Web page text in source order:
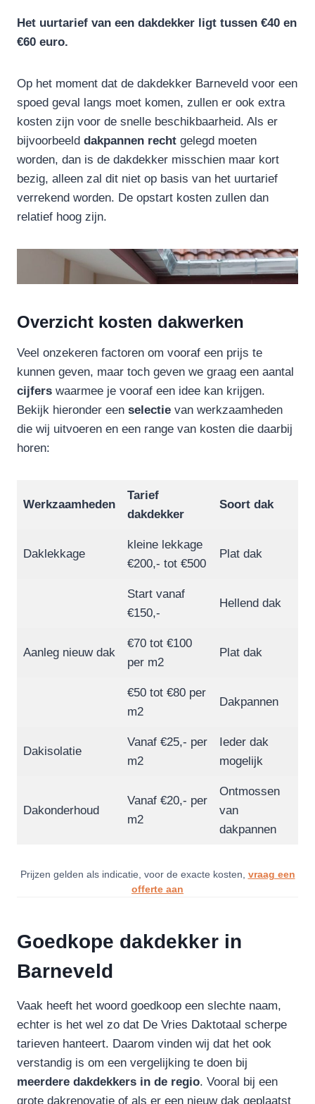
Het uurtarief van een dakdekker ligt tussen €40 en
€60 euro.
Op het moment dat de dakdekker Barneveld voor een
spoed geval langs moet komen, zullen er ook extra
kosten zijn voor de snelle beschikbaarheid. Als er
bijvoorbeeld dakpannen recht gelegd moeten
worden, dan is de dakdekker misschien maar kort
bezig, alleen zal dit niet op basis van het uurtarief
verrekend worden. De opstart kosten zullen dan
relatief hoog zijn.
Overzicht kosten dakwerken
Veel onzekeren factoren om vooraf een prijs te
kunnen geven, maar toch geven we graag een aantal
cijfers waarmee je vooraf een idee kan krijgen.
Bekijk hieronder een selectie van werkzaamheden
die wij uitvoeren en een range van kosten die daarbij
horen:
Werkzaamheden
Tarief
dakdekker
Soort dak
Daklekkage
kleine lekkage
€200,- tot €500
Plat dak
Start vanaf
€150,-
Hellend dak
Aanleg nieuw dak
€70 tot €100
per m2
Plat dak
€50 tot €80 per
m2
Dakpannen
Dakisolatie
Vanaf €25,- per
m2
Ieder dak
mogelijk
Dakonderhoud
Vanaf €20,- per
m2
Ontmossen
van
dakpannen
Prijzen gelden als indicatie, voor de exacte kosten, vraag een
offerte aan
Goedkope dakdekker in
Barneveld
Vaak heeft het woord goedkoop een slechte naam,
echter is het wel zo dat De Vries Daktotaal scherpe
tarieven hanteert. Daarom vinden wij dat het ook
verstandig is om een vergelijking te doen bij
meerdere dakdekkers in de regio. Vooral bij een
grote dakrenovatie of als er een nieuw dak geplaatst